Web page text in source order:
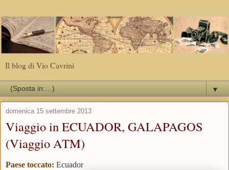
Il blog di Vio Cavrini
▼
domenica 15 settembre 2013
Viaggio in ECUADOR, GALAPAGOS
(Viaggio ATM)
Paese toccato: Ecuador